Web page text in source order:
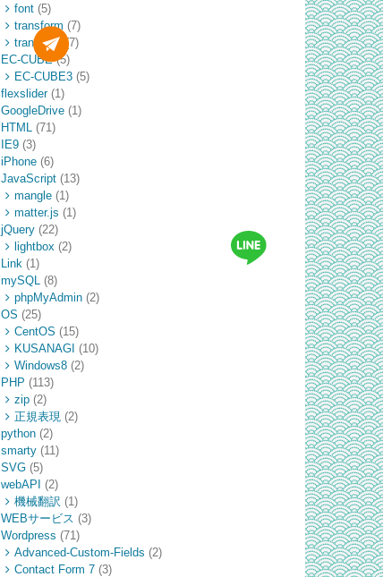
font(5)
transform (7)
transition (7)
EC-CUBE(5)
EC-CUBE3(5)
flexslider(1)
GoogleDrive(1)
HTML
(71)
IE9(3)
iPhone(6)
JavaScript(13)
mangle(1)
matter.js (1)
jQuery(22)
lightbox (2)
Link (1)
mySQL
(8)
phpMyAdmin(2)
OS (25)
CentOS (15)
KUSANAGI (10)
Windows8(2)
PHP (113)
zip(2)
正規表現 (2)
python(2)
smarty(11)
SVG(5)
webAPI
(2)
機械翻訳 (1)
WEBサービス (3)
Wordpress (71)
Advanced-Custom-Fields (2)
Contact Form 7(3)